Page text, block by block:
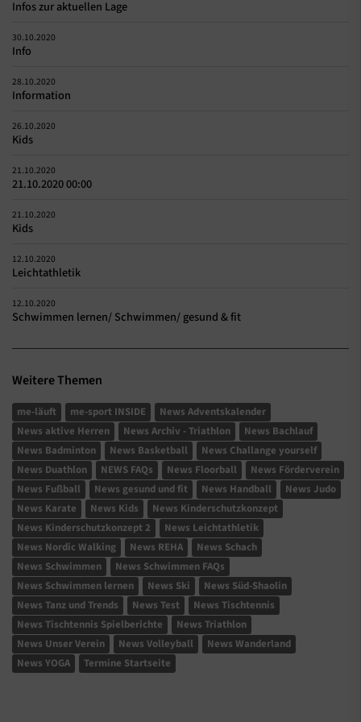
Infos zur aktuellen Lage
30.10.2020
Info
28.10.2020
Information
26.10.2020
Kids
21.10.2020
21.10.2020 00:00
21.10.2020
Kids
12.10.2020
Leichtathletik
12.10.2020
Schwimmen lernen/ Schwimmen/ gesund & fit
Weitere Themen
me-läuft me-sport INSIDE
News Adventskalender
News aktive Herren
News Archiv - Triathlon
News Bachlauf
News Badminton
News Basketball
News Challange yourself
News Duathlon
NEWS FAQs News Floorball
News Förderverein
News Fußball
News gesund und fit News Handball
News Judo
News Karate
News Kids
News Kinderschutzkonzept
News Kinderschutzkonzept 2
News Leichtathletik
News Nordic Walking
News REHA
News Schach
News Schwimmen
News Schwimmen FAQs
News Schwimmen lernen
News Ski
News Süd-Shaolin
News Tanz und Trends
News Test
News Tischtennis
News Tischtennis Spielberichte
News Triathlon
News Unser Verein
News Volleyball
News Wanderland
News YOGA
Termine Startseite